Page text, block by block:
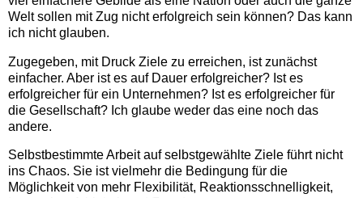
Welt sollen mit Zug nicht erfolgreich sein können? Das kann
ich nicht glauben.
Zugegeben, mit Druck Ziele zu erreichen, ist zunächst
einfacher. Aber ist es auf Dauer erfolgreicher? Ist es
erfolgreicher für ein Unternehmen? Ist es erfolgreicher für
die Gesellschaft? Ich glaube weder das eine noch das
andere.
Selbstbestimmte Arbeit auf selbstgewählte Ziele führt nicht
ins Chaos. Sie ist vielmehr die Bedingung für die
Möglichkeit von mehr Flexibilität, Reaktionsschnelligkeit,